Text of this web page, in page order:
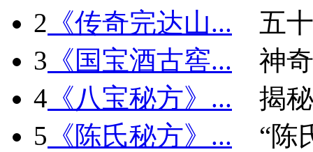
2 《传奇完达山...
五
3 《国宝酒古窖...
神
4 《八宝秘方》...
揭
5 《陈氏秘方》...
“陈